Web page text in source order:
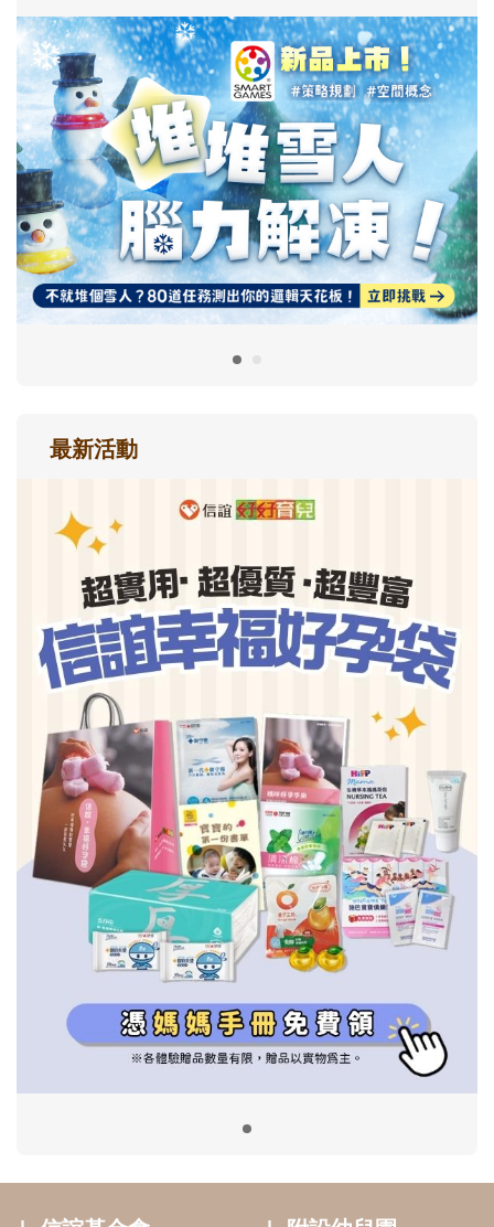
最新活動
信誼基金會
2022信誼年度報告
2023信誼年度報告
2024信誼年度報告
附設幼兒園
小袋鼠幼師網